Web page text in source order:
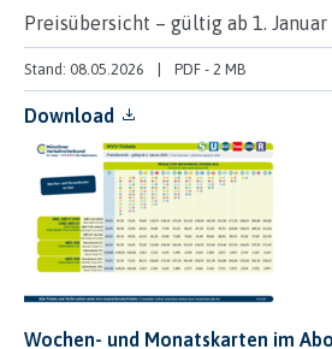
Preisübersicht – gültig ab 1. Januar
Stand: 08.05.2026 PDF - 2 MB
Download
Wochen- und Monatskarten im